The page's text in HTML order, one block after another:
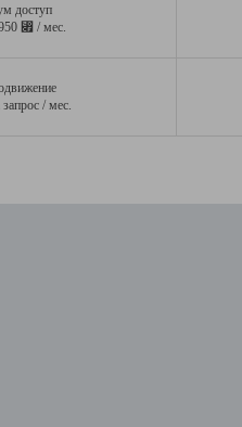
доступ
⃏ / мес.
запрос / мес.